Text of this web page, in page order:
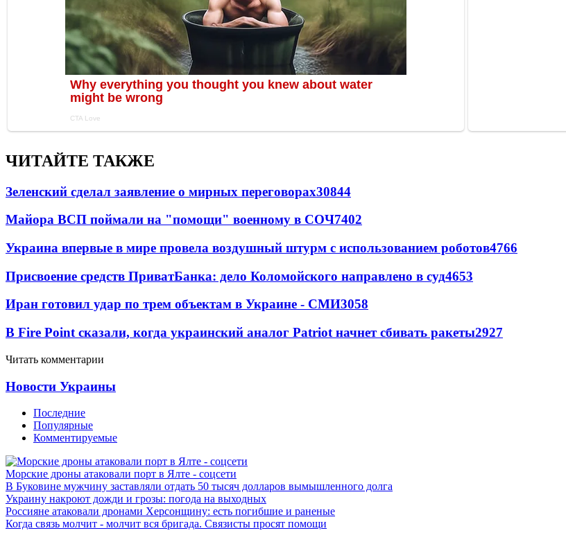
ЧИТАЙТЕ ТАКЖЕ
Зеленский сделал заявление о мирных переговорах30844
Майора ВСП поймали на "помощи" военному в СОЧ7402
Украина впервые в мире провела воздушный штурм с использованием роботов4766
Присвоение средств ПриватБанка: дело Коломойского направлено в суд4653
Иран готовил удар по трем объектам в Украине - СМИ3058
В Fire Point сказали, когда украинский аналог Patriot начнет сбивать ракеты2927
Читать комментарии
Новости Украины
Последние
Популярные
Комментируемые
Морские дроны атаковали порт в Ялте - соцсети
В Буковине мужчину заставляли отдать 50 тысяч долларов вымышленного долга
Украину накроют дожди и грозы: погода на выходных
Россияне атаковали дронами Херсонщину: есть погибшие и раненые
Когда связь молчит - молчит вся бригада. Связисты просят помощи